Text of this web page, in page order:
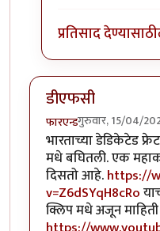
प्रतिसाद देण्यासाठी
डीएफसी
फारएन्डगुरुवार, 15/04/
भारताच्या डेडिकेटेड
मधे बघितली. एक
दिसतो आहे.https://
v=Z6dSYqH8cRo
क्लिप मधे अजून